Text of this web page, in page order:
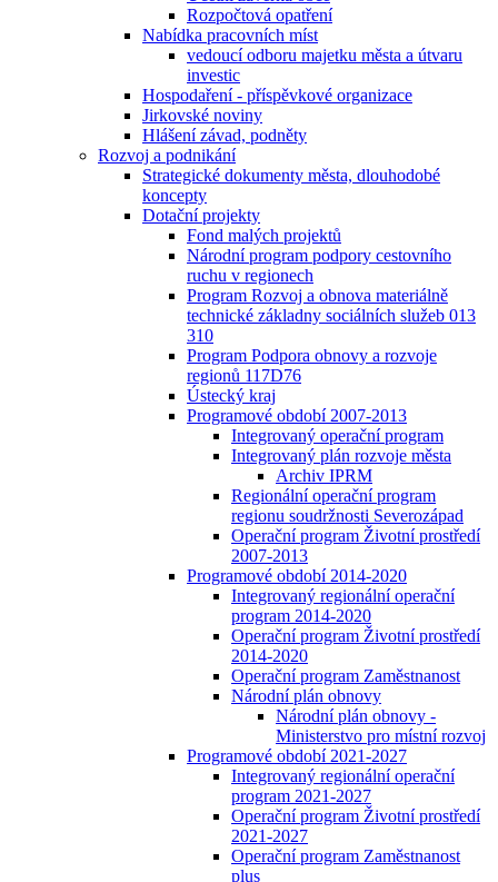
Rozpočtová opatření
Nabídka pracovních míst
vedoucí odboru majetku města a útvaru
investic
Hospodaření - příspěvkové organizace
Jirkovské noviny
Hlášení závad, podněty
Rozvoj a podnikání
Strategické dokumenty města, dlouhodobé
koncepty
Dotační projekty
Fond malých projektů
Národní program podpory cestovního
ruchu v regionech
Program Rozvoj a obnova materiálně
technické základny sociálních služeb 013
310
Program Podpora obnovy a rozvoje
regionů 117D76
Ústecký kraj
Programové období 2007-2013
Integrovaný operační program
Integrovaný plán rozvoje města
Archiv IPRM
Regionální operační program
regionu soudržnosti Severozápad
Operační program Životní prostředí
2007-2013
Programové období 2014-2020
Integrovaný regionální operační
program 2014-2020
Operační program Životní prostředí
2014-2020
Operační program Zaměstnanost
Národní plán obnovy
Národní plán obnovy -
Ministerstvo pro místní rozvoj
Programové období 2021-2027
Integrovaný regionální operační
program 2021-2027
Operační program Životní prostředí
2021-2027
Operační program Zaměstnanost
plus